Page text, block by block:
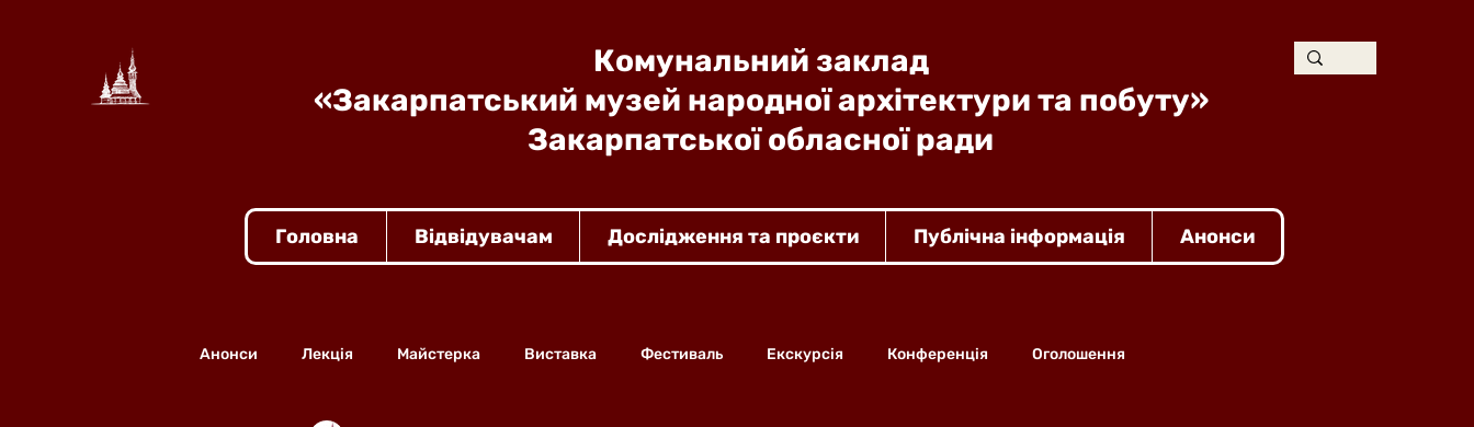
Комунальний заклад
«Закарпатський музей народної архітектури та побуту»
Закарпатської обласної ради
Головна Відвідувачам Дослідження та проєкти Публічна інформація Анонси
Анонси Лекція Майстерка Виставка Фестиваль Екскурсія Конференція Оголошення